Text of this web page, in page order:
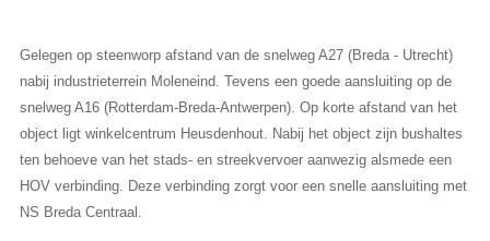
Gelegen op steenworp afstand van de snelweg A27 (Breda - Utrecht)
nabij industrieterrein Moleneind. Tevens een goede aansluiting op de
snelweg A16 (Rotterdam-Breda-Antwerpen). Op korte afstand van het
object ligt winkelcentrum Heusdenhout. Nabij het object zijn bushaltes
ten behoeve van het stads- en streekvervoer aanwezig alsmede een
HOV verbinding. Deze verbinding zorgt voor een snelle aansluiting met
NS Breda Centraal.